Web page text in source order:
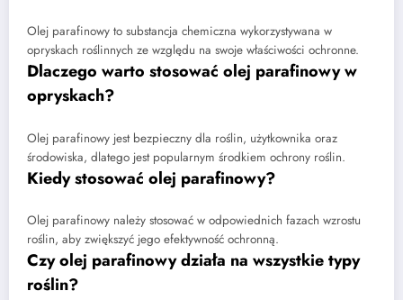
Olej parafinowy to substancja chemiczna wykorzystywana w
opryskach roślinnych ze względu na swoje właściwości ochronne.
Dlaczego warto stosować olej parafinowy w
opryskach?
Olej parafinowy jest bezpieczny dla roślin, użytkownika oraz
środowiska, dlatego jest popularnym środkiem ochrony roślin.
Kiedy stosować olej parafinowy?
Olej parafinowy należy stosować w odpowiednich fazach wzrostu
roślin, aby zwiększyć jego efektywność ochronną.
Czy olej parafinowy działa na wszystkie typy
roślin?